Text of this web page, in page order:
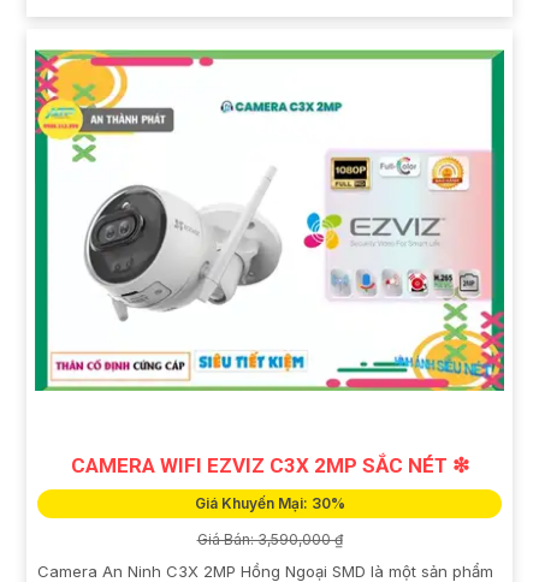
CAMERA WIFI EZVIZ C3X 2MP SẮC NÉT ❇
Giá Khuyến Mại: 30%
Giá Bán: 3,590,000 ₫
Camera An Ninh C3X 2MP Hồng Ngoại SMD là một sản phẩm